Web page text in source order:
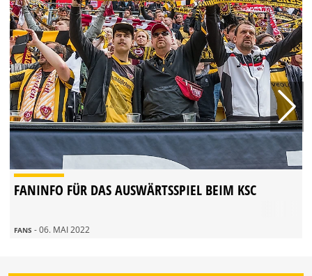
FANINFO FÜR DAS AUSWÄRTSSPIEL BEIM KSC
FANS - 06. MAI 2022